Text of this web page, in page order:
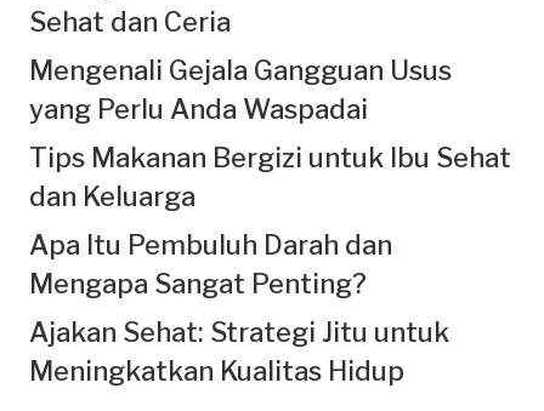
Sehat dan Ceria
Mengenali Gejala Gangguan Usus
yang Perlu Anda Waspadai
Tips Makanan Bergizi untuk Ibu Sehat
dan Keluarga
Apa Itu Pembuluh Darah dan
Mengapa Sangat Penting?
Ajakan Sehat: Strategi Jitu untuk
Meningkatkan Kualitas Hidup